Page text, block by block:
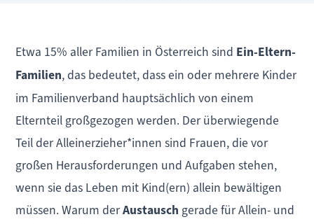
Etwa 15% aller Familien in Österreich sind Ein-Eltern-
Familien, das bedeutet, dass ein oder mehrere Kinder
im Familienverband hauptsächlich von einem
Elternteil großgezogen werden. Der überwiegende
Teil der Alleinerzieher*innen sind Frauen, die vor
großen Herausforderungen und Aufgaben stehen,
wenn sie das Leben mit Kind(ern) allein bewältigen
müssen. Warum derAustausch gerade für Allein- und